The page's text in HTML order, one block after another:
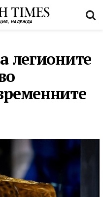
легионите